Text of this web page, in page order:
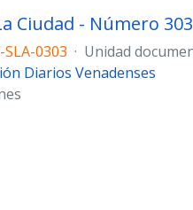
Ciudad - Número 303
SLA-0303 · Unidad
Diarios Venadenses